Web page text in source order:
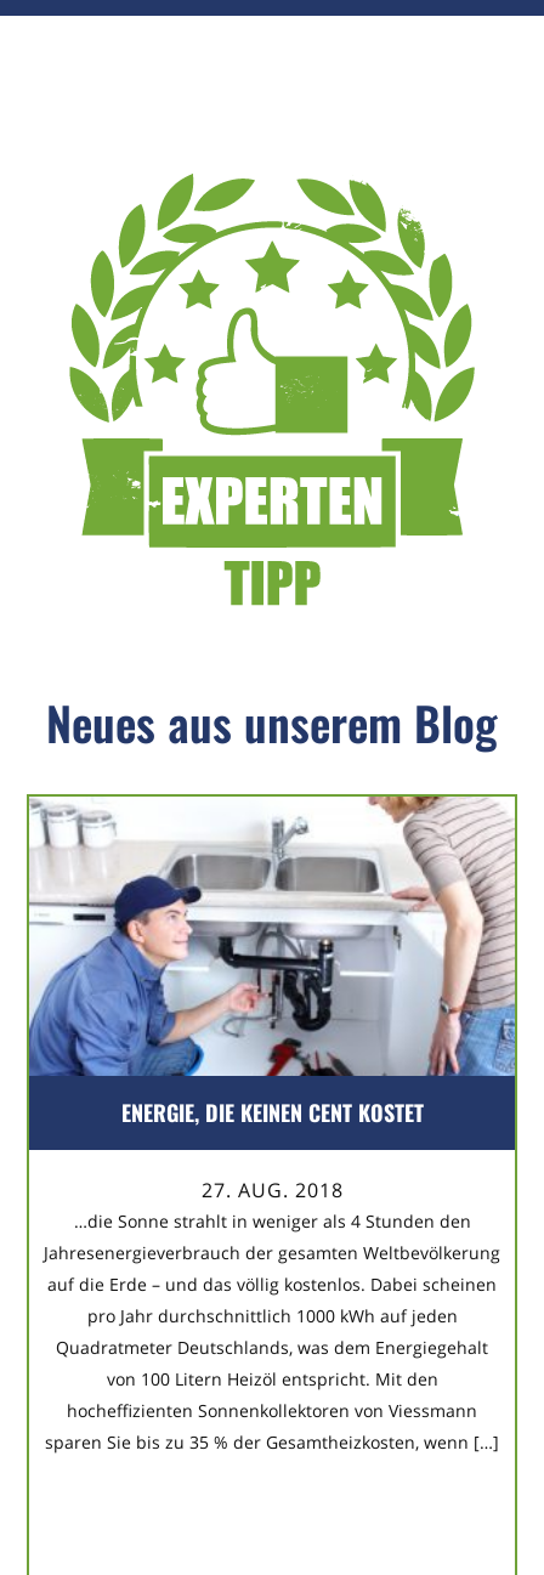
Neues aus unserem Blog
ENERGIE, DIE KEINEN CENT KOSTET
27. AUG. 2018
…die Sonne strahlt in weniger als 4 Stunden den
Jahresenergieverbrauch der gesamten Weltbevölkerung
auf die Erde – und das völlig kostenlos. Dabei scheinen
pro Jahr durchschnittlich 1000 kWh auf jeden
Quadratmeter Deutschlands, was dem Energiegehalt
von 100 Litern Heizöl entspricht. Mit den
hocheffizienten Sonnenkollektoren von Viessmann
sparen Sie bis zu 35 % der Gesamtheizkosten, wenn […]